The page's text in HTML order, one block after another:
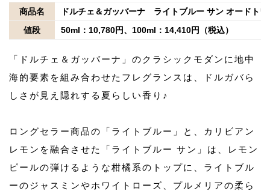
商品名
ドルチェ＆ガッバーナ ライトブルー サン オードトワ
値段
50ml：10,780円、100ml：14,410円（税込）
「ドルチェ＆ガッバーナ」のクラシックモダンに地中
海的要素を組み合わせたフレグランスは、ドルガバら
しさが見え隠れする夏らしい香り♪
ロングセラー商品の「ライトブルー」と、カリビアン
レモンを融合させた「ライトブルー サン」は、レモン
ピールの弾けるような柑橘系のトップに、ライトブル
ーのジャスミンやホワイトローズ、プルメリアの柔ら